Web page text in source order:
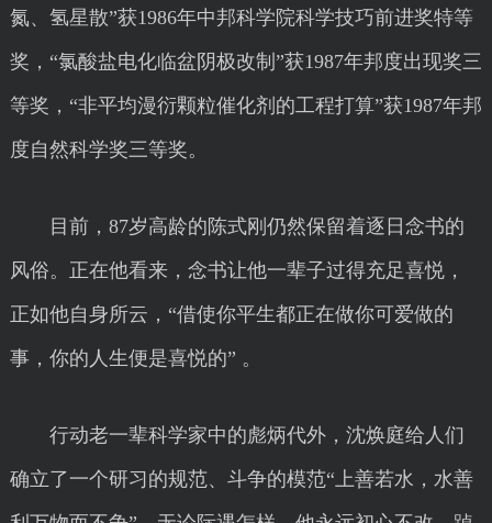
氮、氢星散”获1986年中邦科学院科学技巧前进奖特等
奖，“氯酸盐电化临盆阴极改制”获1987年邦度出现奖三
等奖，“非平均漫衍颗粒催化剂的工程打算”获1987年邦
度自然科学奖三等奖。
目前，87岁高龄的陈式刚仍然保留着逐日念书的
风俗。正在他看来，念书让他一辈子过得充足喜悦，
正如他自身所云，“借使你平生都正在做你可爱做的
事，你的人生便是喜悦的” 。
行动老一辈科学家中的彪炳代外，沈焕庭给人们
确立了一个研习的规范、斗争的模范“上善若水，水善